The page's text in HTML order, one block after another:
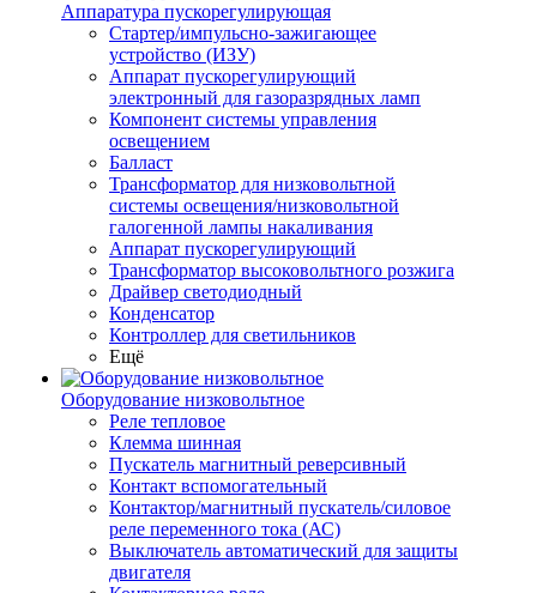
Аппаратура пускорегулирующая
Стартер/импульсно-зажигающее
устройство (ИЗУ)
Аппарат пускорегулирующий
электронный для газоразрядных ламп
Компонент системы управления
освещением
Балласт
Трансформатор для низковольтной
системы освещения/низковольтной
галогенной лампы накаливания
Аппарат пускорегулирующий
Трансформатор высоковольтного розжига
Драйвер светодиодный
Конденсатор
Контроллер для светильников
Ещё
Оборудование низковольтное
Реле тепловое
Клемма шинная
Пускатель магнитный реверсивный
Контакт вспомогательный
Контактор/магнитный пускатель/силовое
реле переменного тока (АС)
Выключатель автоматический для защиты
двигателя